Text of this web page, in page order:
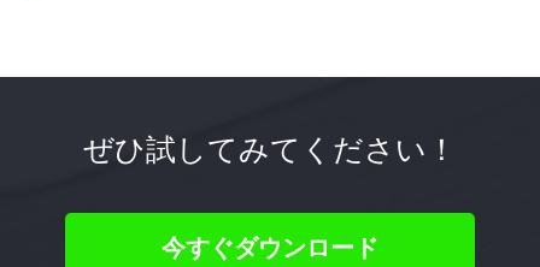
ぜひ試してみてください！
今すぐダウンロード